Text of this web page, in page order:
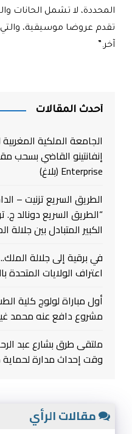
المحددة، لا تشمل الحانات
تقدم عروضا موسيقية،
آخر”.
أحدث المقالات
الجامعة الملكية
Enterprise (بلاغ)
الطريق السريع تزنيت –
“الطريق السريع دونالد ج.
الكبير المتبادل بين
في برقية إلى جلالة
اعتراف الولايات المتحدة
أول مباراة لولوج كلية
مشروع دافع عنه محمد
ملتقى طرق بشارع عبد
وقت إحداث مدارة
مقالات الرأي